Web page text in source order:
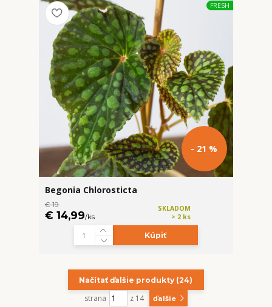
FRESH
- 21 %
Begonia Chlorosticta
€ 19
€ 14,99/ks
SKLADOM
> 2 ks
Kúpiť
Načítať ďalšie produkty (24)
strana z 14 ďalšie